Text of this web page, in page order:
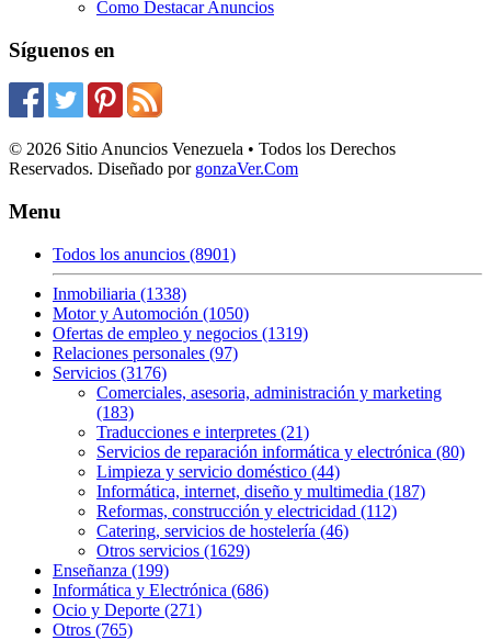
Como Destacar Anuncios
Síguenos en
© 2026 Sitio Anuncios Venezuela • Todos los Derechos
Reservados. Diseñado por gonzaVer.Com
Menu
Todos los anuncios (8901)
Inmobiliaria (1338)
Motor y Automoción (1050)
Ofertas de empleo y negocios (1319)
Relaciones personales (97)
Servicios (3176)
Comerciales, asesoria, administración y marketing
(183)
Traducciones e interpretes (21)
Servicios de reparación informática y electrónica (80)
Limpieza y servicio doméstico (44)
Informática, internet, diseño y multimedia (187)
Reformas, construcción y electricidad (112)
Catering, servicios de hostelería (46)
Otros servicios (1629)
Enseñanza (199)
Informática y Electrónica (686)
Ocio y Deporte (271)
Otros (765)